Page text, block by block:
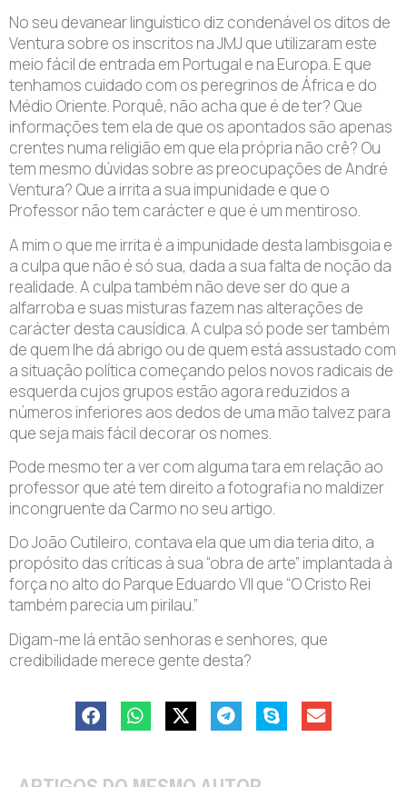
No seu devanear linguístico diz condenável os ditos de
Ventura sobre os inscritos na JMJ que utilizaram este
meio fácil de entrada em Portugal e na Europa. E que
tenhamos cuidado com os peregrinos de África e do
Médio Oriente. Porquê, não acha que é de ter? Que
informações tem ela de que os apontados são apenas
crentes numa religião em que ela própria não crê? Ou
tem mesmo dúvidas sobre as preocupações de André
Ventura? Que a irrita a sua impunidade e que o
Professor não tem carácter e que é um mentiroso.
A mim o que me irrita é a impunidade desta lambisgoia e
a culpa que não é só sua, dada a sua falta de noção da
realidade. A culpa também não deve ser do que a
alfarroba e suas misturas fazem nas alterações de
carácter desta causídica. A culpa só pode ser também
de quem lhe dá abrigo ou de quem está assustado com
a situação política começando pelos novos radicais de
esquerda cujos grupos estão agora reduzidos a
números inferiores aos dedos de uma mão talvez para
que seja mais fácil decorar os nomes.
Pode mesmo ter a ver com alguma tara em relação ao
professor que até tem direito a fotografia no maldizer
incongruente da Carmo no seu artigo.
Do João Cutileiro, contava ela que um dia teria dito, a
propósito das críticas à sua “obra de arte” implantada à
força no alto do Parque Eduardo VII que “O Cristo Rei
também parecia um pirilau.”
Digam-me lá então senhoras e senhores, que
credibilidade merece gente desta?